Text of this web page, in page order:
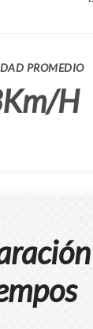
PROMEDIO
H